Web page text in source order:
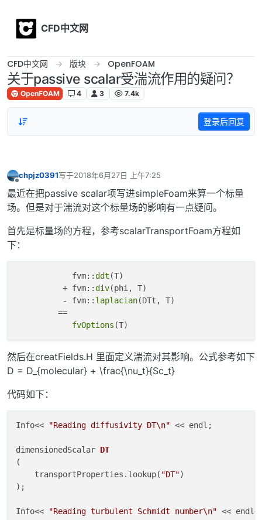
CFD中文网
CFD中文网 版块 OpenFOAM
关于passive scalar受湍流作用的疑问？
OpenFOAM 4 3 7.4k
登录后回复
chpjz0391写于2018年6月27日 上午7:25
最后由 编辑
最近在把passive scalar项写进simpleFoam来算一个标量
场。但是对于湍流对这个标量场的影响有一点疑问。
首先是标量场的方程，参考scalarTransportFoam方程如
下：
            fvm::
ddt (T)
          + fvm::
div(phi, T)
          - fvm::
laplacian(DTt, T)
         ==
fvOptions
然后在creatFields.H 里面定义湍流对其影响。公式参考如下
D = D_{molecular} + \frac{\nu_t}{Sc_t}
代码如下：
Info<< "Reading diffusivity DT\n" << endl;
dimensionedScalar DT
(
    transportProperties.lookup(
"DT")
) ;
Info<< "Reading turbulent Schmidt number\n" << endl;